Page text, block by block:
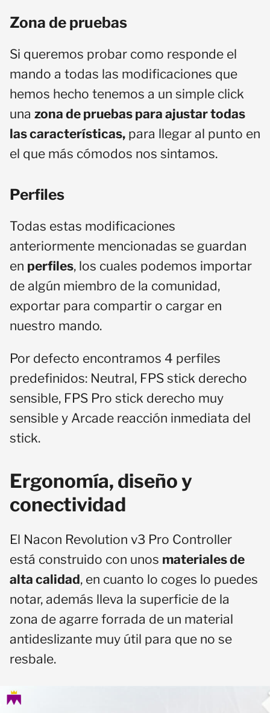
Zona de pruebas
Si queremos probar como responde el
mando a todas las modificaciones que
hemos hecho tenemos a un simple click
una zona de pruebas para ajustar todas
las características, para llegar al punto en
el que más cómodos nos sintamos.
Perfiles
Todas estas modificaciones
anteriormente mencionadas se guardan
en perfiles, los cuales podemos importar
de algún miembro de la comunidad,
exportar para compartir o cargar en
nuestro mando.
Por defecto encontramos 4 perfiles
predefinidos: Neutral, FPS stick derecho
sensible, FPS Pro stick derecho muy
sensible y Arcade reacción inmediata del
stick.
Ergonomía, diseño y
conectividad
El Nacon Revolution v3 Pro Controller
está construido con unos materiales de
alta calidad, en cuanto lo coges lo puedes
notar, además lleva la superficie de la
zona de agarre forrada de un material
antideslizante muy útil para que no se
resbale.